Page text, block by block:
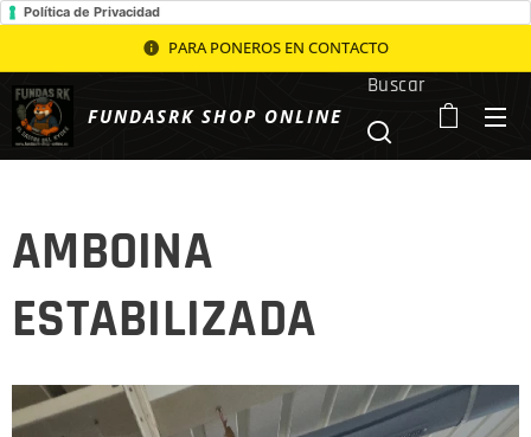
Política de Privacidad
PARA PONEROS EN CONTACTO
FUNDASRK SHOP ONLINE
Buscar
AMBOINA
ESTABILIZADA